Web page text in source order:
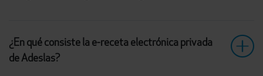
¿En qué consiste la e-receta electrónica privada
de Adeslas?